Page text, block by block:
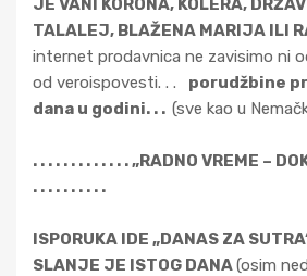
TALALEJ, BLAŽENA MARIJA ILI
internet prodavnica ne zavisimo ni
od veroispovesti. . .
porudžbine
dana u godini. . . (sve kao u
. . . . . . . . . . . . . „RADNO VREME –
. . . . . . . . . .
ISPORUKA IDE „DANAS ZA
SLANJE JE ISTOG DANA(osim